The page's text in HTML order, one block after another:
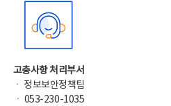
고충사항 처리부서
ㆍ 정보보안정책팀
ㆍ 053-230-1035